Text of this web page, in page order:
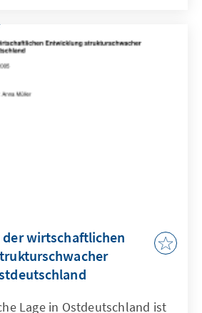
wirtschaftlichen
Lage in Ostdeutschland ist